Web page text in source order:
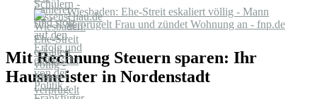
Wiesbaden: Ehe-Streit eskaliert völlig - Mann
verprügelt Frau und zündet Wohnung an - fnp.de
Mit Rechnung Steuern sparen: Ihr
Hausmeister in Nordenstadt